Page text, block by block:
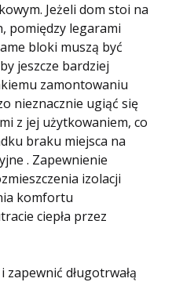
Jeżeli dom stoi na
pomiędzy legarami
bloki muszą być
jeszcze bardziej
zamontowaniu
nieznacznie ugiąć się
z jej użytkowaniem, co
braku miejsca na
. Zapewnienie
izolacji
komfortu
ciepła przez
zapewnić długotrwałą